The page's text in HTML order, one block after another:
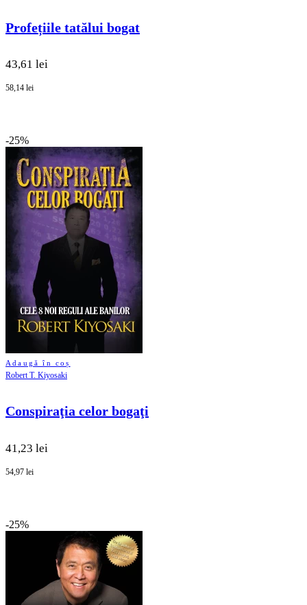
Profețiile tatălui bogat
43,61 lei
58,14 lei
-25%
Adaugă în coș
Robert T. Kiyosaki
Conspiraţia celor bogaţi
41,23 lei
54,97 lei
-25%